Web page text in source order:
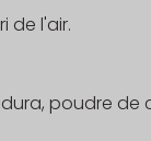
de l'air.
poudre